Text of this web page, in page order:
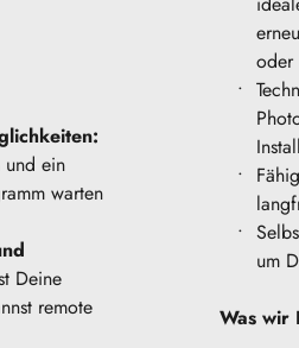
und ein
warten
Deine
remote
oder
um
Was wir